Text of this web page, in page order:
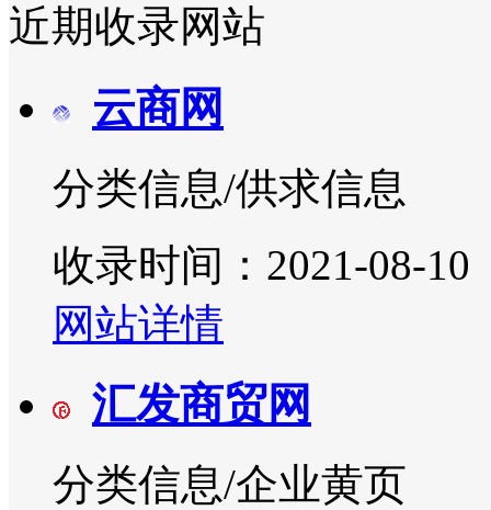
近期收录网站
云商网
分类信息/供求信息
收录时间：2021-08-10
网站详情
汇发商贸网
分类信息/企业黄页